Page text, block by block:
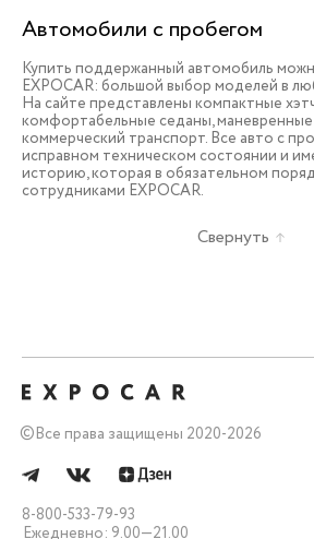
Автомобили с пробегом
Купить поддержанный автомобиль
EXPOCAR: большой выбор моделей в
На сайте представлены компактные
комфортабельные седаны,
коммерческий транспорт. Все авто с
исправном техническом состоянии и
историю, которая в обязательном
сотрудниками EXPOCAR.
Свернуть
©Все права защищены 2020-2026
8-800-533-79-93
Ежедневно: 9.00—21.00